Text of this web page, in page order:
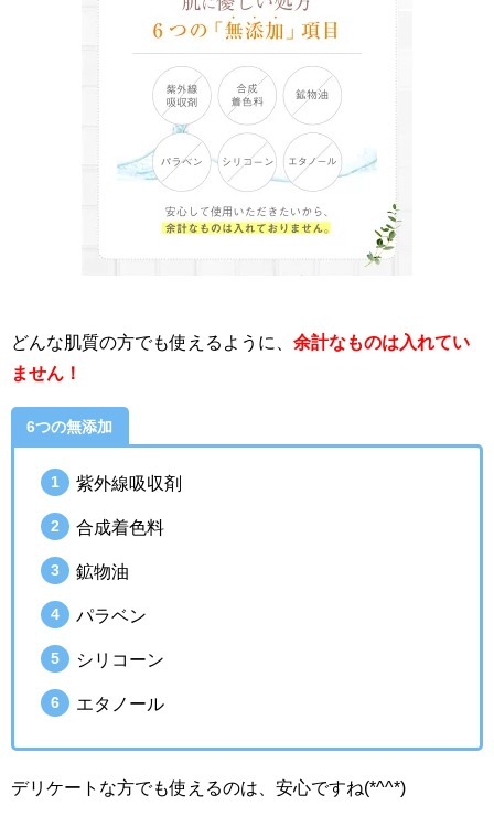
どんな肌質の方でも使えるように、 余計なものは入れてい
ません！
6つの無添加
紫外線吸収剤
合成着色料
鉱物油
パラベン
シリコーン
エタノール
デリケートな方でも使えるのは、安心ですね(*^^*)